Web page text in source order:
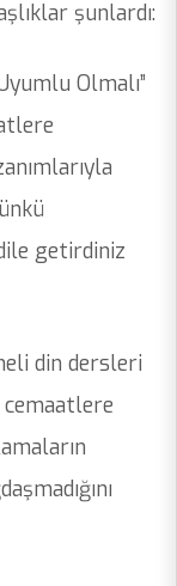
şunlardı:
Olmalı”
getirdiniz
din dersleri
cemaatlere